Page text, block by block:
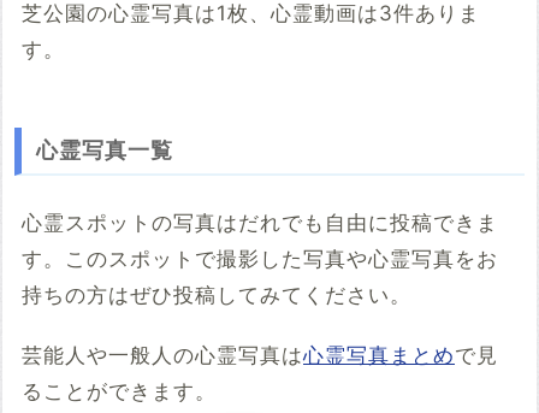
※「共有HTML」はパソコンでしか取得できないようです
例：<iframe src="https://www.google.com/maps/embed?
pb=******" width="600" height="450" frameborder="0"
tabindex="0"></iframe>
コメント
芝公園の心霊写真は1枚、心霊動画は3件ありま
す。
心霊写真一覧
心霊スポットの写真はだれでも自由に投稿できま
す。このスポットで撮影した写真や心霊写真をお
持ちの方はぜひ投稿してみてください。
芸能人や一般人の心霊写真は心霊写真まとめで見
ることができます。